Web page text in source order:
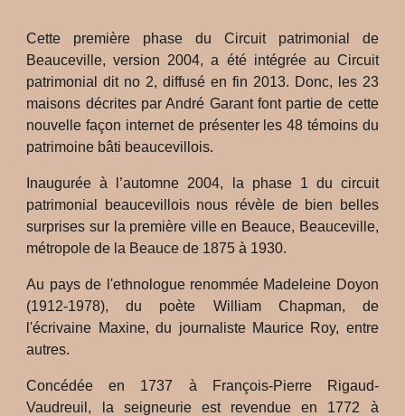
Cette première phase du Circuit patrimonial de
Beauceville, version 2004, a été intégrée au Circuit
patrimonial dit no 2, diffusé en fin 2013. Donc, les 23
maisons décrites par André Garant font partie de cette
nouvelle façon internet de présenter les 48 témoins du
patrimoine bâti beaucevillois.
Inaugurée à l’automne 2004, la phase 1 du circuit
patrimonial beaucevillois nous révèle de bien belles
surprises sur la première ville en Beauce, Beauceville,
métropole de la Beauce de 1875 à 1930.
Au pays de l'ethnologue renommée Madeleine Doyon
(1912-1978), du poète William Chapman, de
l'écrivaine Maxine, du journaliste Maurice Roy, entre
autres.
Concédée en 1737 à François-Pierre Rigaud-
Vaudreuil, la seigneurie est revendue en 1772 à